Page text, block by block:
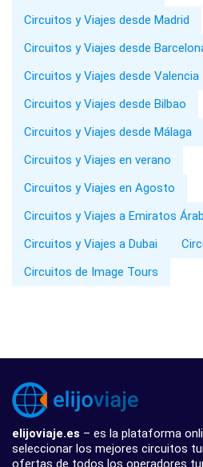
Circuitos y Viajes desde Madrid
Circuitos y Viajes desde
Circuitos y Viajes desde Valencia
Circuitos y Viajes desde Bilbao
Circuitos y Viajes desde Málaga
Circuitos y Viajes en verano
Circuitos y Viajes en Agosto
Circuitos y Viajes a Emiratos
Circuitos y Viajes a Dubai
Circuitos de Image Tours
elijoviaje.es – es la plataforma
seleccionar los mejores circuitos
ofertas de todos los operadores